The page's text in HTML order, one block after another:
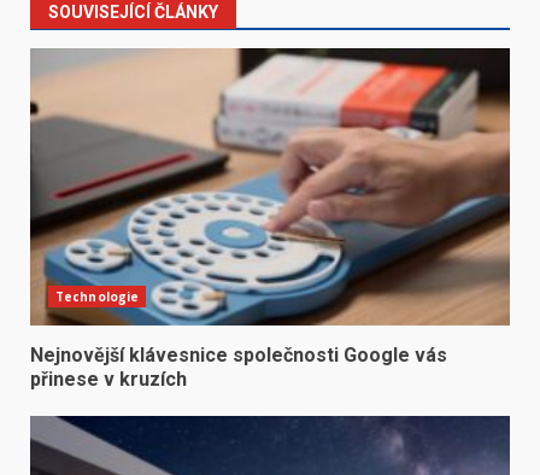
SOUVISEJÍCÍ ČLÁNKY
Technologie
Nejnovější klávesnice společnosti Google vás
přinese v kruzích